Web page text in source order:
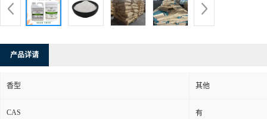
产品详请
香型 其他
CAS 有